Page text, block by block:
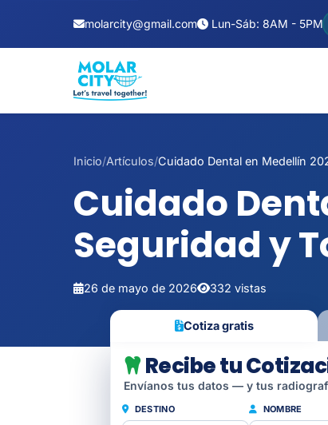
molarcity@gmail.com Lun-Sáb: 8AM - 5PM
Inicio/Artículos/Cuidado Dental en Medellín
Cuidado
Seguridad y
26 de mayo de 2026 332 vistas
Cotiza gratis
Recibe tu
Envíanos tus datos — y tus
DESTINO NOMBRE